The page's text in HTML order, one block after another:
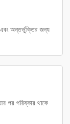
অন্তর্ভুক্তির জন্য
পর পরিষ্কার থাকে